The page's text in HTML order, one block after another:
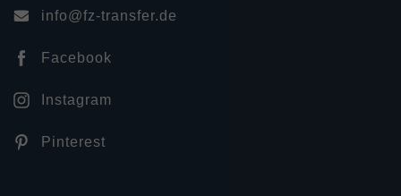
info@fz-transfer.de
Facebook
Instagram
Pinterest